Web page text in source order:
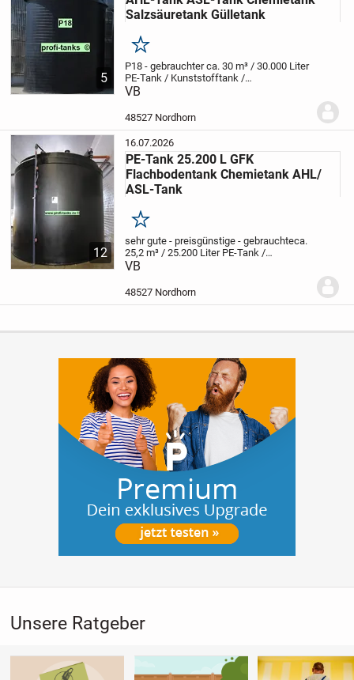
5
Salzsäuretank Gülletank
Merken
P18 - gebrauchter ca. 30 m³ / 30.000 Liter
PE-Tank / Kunststofftank /
Flachbodentank, doppelwandig mit einer
Chemietankguter Zustand
VB
48527 Nordhorn
12
16.07.2026
PE-Tank 25.200 L GFK
Flachbodentank Chemietank AHL/
ASL-Tank
Merken
sehr gute - preisgünstige - gebrauchteca.
25,2 m³ / 25.200 Liter PE-Tank /
Kunststofftank / Flachbodentank,
AußenwanneSuper Top Zustand - als
VB
48527 Nordhorn
Unsere Ratgeber